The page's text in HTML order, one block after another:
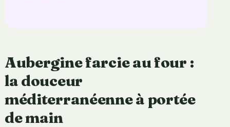
Aubergine farcie au four :
la douceur
méditerranéenne à portée
de main